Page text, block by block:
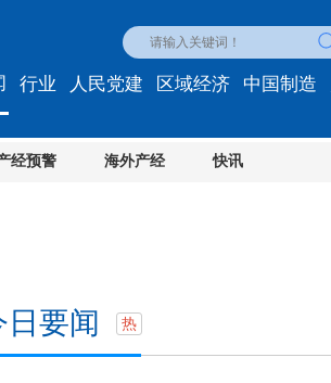
经预警 海外产经 快讯
行业 人民党建 区域经济 中国制造
日要闻 热